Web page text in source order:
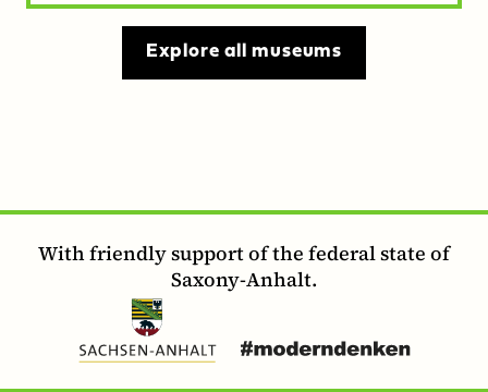
Explore all museums
With friendly support of the federal state of
Saxony-Anhalt.